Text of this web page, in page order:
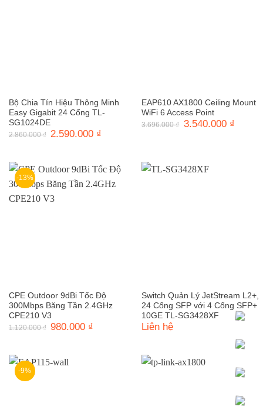
Bộ Chia Tín Hiệu Thông Minh
Easy Gigabit 24 Cổng TL-
SG1024DE
2.860.000₫ Giá
2.590.000 ₫
2.590.000 ₫.
EAP610 AX1800 Ceiling Mount
WiFi 6 Access Point
3.696.000₫
Giá
3.540.000 ₫
-13%
CPE Outdoor 9dBi Tốc Độ
300Mbps Băng Tần 2.4GHz
CPE210 V3
1.120.000₫ Giá
980.000 ₫
Switch Quản Lý JetStream L2+,
24 Cổng SFP với 4 Cổng SFP+
10GE TL-SG3428XF
Liên hệ
-9%